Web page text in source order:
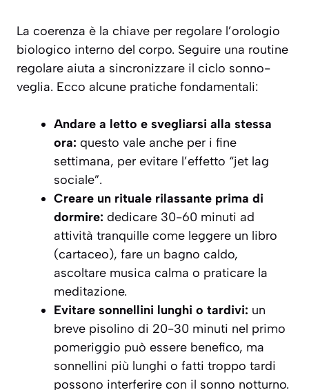
La coerenza è la chiave per regolare l’orologio
biologico interno del corpo. Seguire una routine
regolare aiuta a sincronizzare il ciclo sonno-
veglia. Ecco alcune pratiche fondamentali:
Andare a letto e svegliarsi alla stessa
ora: questo vale anche per i fine
settimana, per evitare l’effetto “jet lag
sociale”.
Creare un rituale rilassante prima di
dormire: dedicare 30-60 minuti ad
attività tranquille come leggere un libro
(cartaceo), fare un bagno caldo,
ascoltare musica calma o praticare la
meditazione.
Evitare sonnellini lunghi o tardivi: un
breve pisolino di 20-30 minuti nel primo
pomeriggio può essere benefico, ma
sonnellini più lunghi o fatti troppo tardi
possono interferire con il sonno notturno.